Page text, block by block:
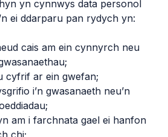
yn cynnwys data personol
ei ddarparu pan rydych yn:
cais am ein cynnyrch neu
cyfrif ar ein gwefan;
i’n gwasanaeth neu’n
am i farchnata gael ei hanfon